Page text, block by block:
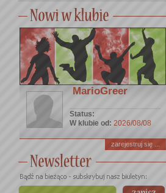
MarioGreer
Status:
W klubie od: 2026/08/08
zarejestruj się ...